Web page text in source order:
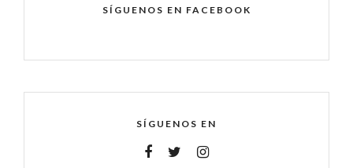
SÍGUENOS EN FACEBOOK
SÍGUENOS EN